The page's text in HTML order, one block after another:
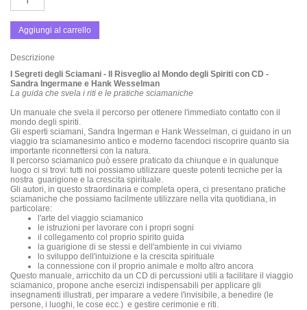
Aggiungi al carrello
Descrizione
I Segreti degli Sciamani - Il Risveglio al Mondo degli Spiriti con CD -
Sandra Ingermane e Hank Wesselman
La guida che svela i riti e le pratiche sciamaniche
Un manuale che svela il percorso per ottenere l'immediato contatto con il
mondo degli spiriti.
Gli esperti sciamani, Sandra Ingerman e Hank Wesselman, ci guidano in un
viaggio tra sciamanesimo antico e moderno facendoci riscoprire quanto sia
importante riconnettersi con la natura.
Il percorso sciamanico può essere praticato da chiunque e in qualunque
luogo ci si trovi: tutti noi possiamo utilizzare queste potenti tecniche per la
nostra guarigione e la crescita spirituale.
Gli autori, in questo straordinaria e completa opera, ci presentano pratiche
sciamaniche che possiamo facilmente utilizzare nella vita quotidiana, in
particolare:
l'arte del viaggio sciamanico
le istruzioni per lavorare con i propri sogni
il collegamento col proprio spirito guida
la guarigione di se stessi e dell'ambiente in cui viviamo
lo sviluppo dell'intuizione e la crescita spirituale
la connessione con il proprio animale e molto altro ancora
Questo manuale, arricchito da un CD di percussioni utili a facilitare il viaggio
sciamanico, propone anche esercizi indispensabili per applicare gli
insegnamenti illustrati, per imparare a vedere l'invisibile, a benedire (le
persone, i luoghi, le cose ecc.) e gestire cerimonie e riti.